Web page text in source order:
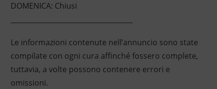
DOMENICA: Chiusi
Le informazioni contenute nell’annuncio sono state
compilate con ogni cura affinché fossero complete,
tuttavia, a volte possono contenere errori e
omissioni.